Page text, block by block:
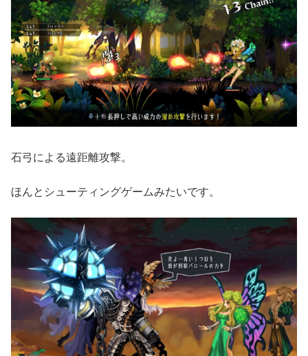
石弓による遠距離攻撃。
ほんとシューティングゲームみたいです。